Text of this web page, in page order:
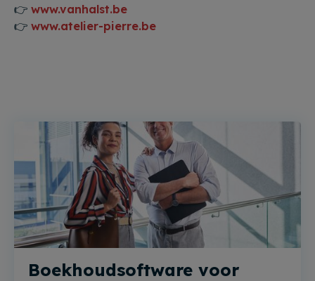
👉 www.vanhalst.be
👉 www.atelier-pierre.be
Boekhoudsoftware voor